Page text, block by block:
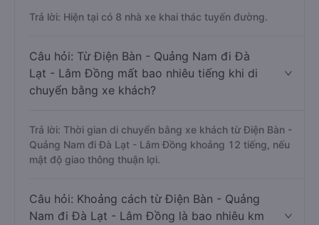
Trả lời: Hiện tại có 8 nhà xe khai thác tuyến đường.
Câu hỏi: Từ Điện Bàn - Quảng Nam đi Đà
Lạt - Lâm Đồng mất bao nhiêu tiếng khi di
chuyển bằng xe khách?
Trả lời: Thời gian di chuyển bằng xe khách từ Điện Bàn -
Quảng Nam đi Đà Lạt - Lâm Đồng khoảng 12 tiếng, nếu
mật độ giao thông thuận lợi.
Câu hỏi: Khoảng cách từ Điện Bàn - Quảng
Nam đi Đà Lạt - Lâm Đồng là bao nhiêu km